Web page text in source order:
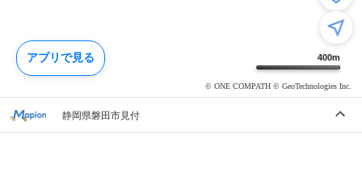
400m
© ONE COMPATH © GeoTechnologies Inc.
静岡県磐田市見付
アプリで見る